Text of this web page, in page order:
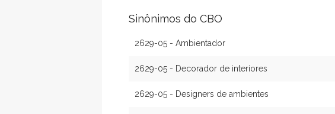
Sinônimos do CBO
2629-05 - Ambientador
2629-05 - Decorador de interiores
2629-05 - Designers de ambientes